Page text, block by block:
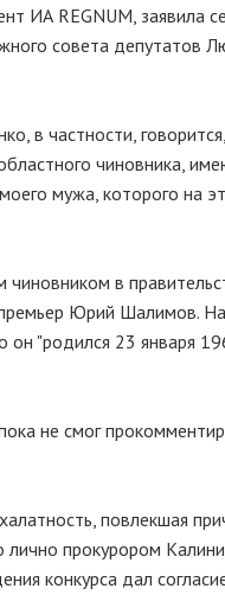
ИА REGNUM, заявила
совета депутатов
в частности,
чиновника,
мужа, которого на
в
Юрий Шалимов.
он "родился 23 января
не смог
повлекшая
прокурором
конкурса дал